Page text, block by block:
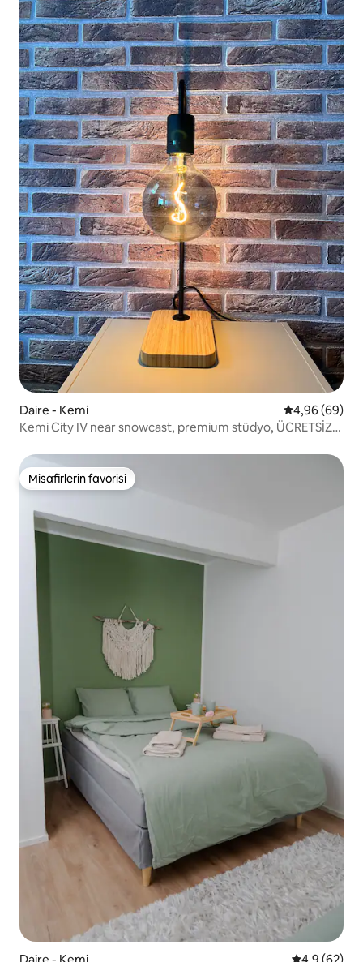
Daire - Kemi 5 üzerinden
4,96 (69)
Kemi City IV near snowcast, premium stüdyo, ÜCRETSİZ
Misafirlerin favorisi
Misafirlerin favorisi